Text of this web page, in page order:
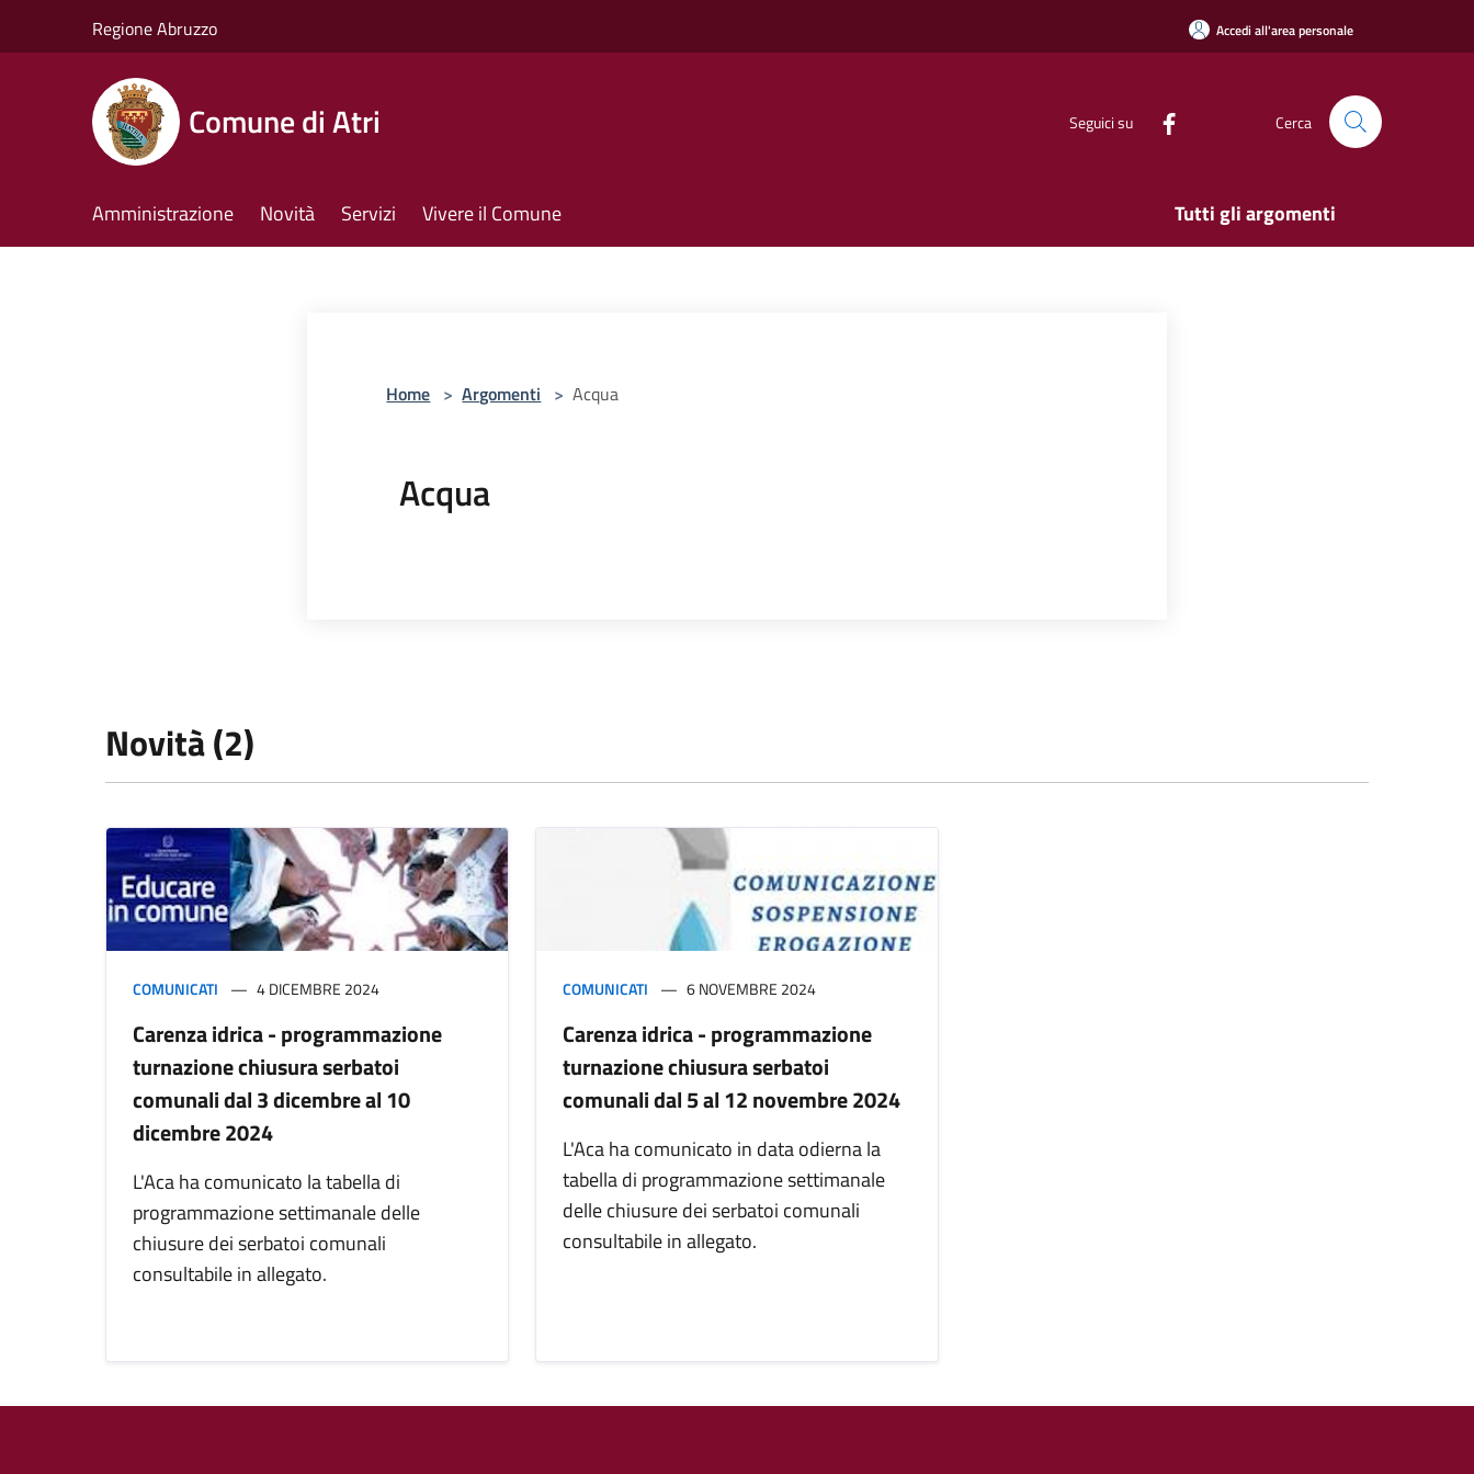
Regione Abruzzo Accedi all'area personale
Comune di Atri Seguici su Cerca
Amministrazione Novità Servizi Vivere il Comune Tutti gli argomenti
Home > Argomenti > Acqua
Acqua
Novità (2)
COMUNICATI 4 DICEMBRE 2024
Carenza idrica - programmazione
turnazione chiusura serbatoi
comunali dal 3 dicembre al 10
dicembre 2024
L'Aca ha comunicato la tabella di
programmazione settimanale delle
chiusure dei serbatoi comunali
consultabile in allegato.
COMUNICATI 6 NOVEMBRE 2024
Carenza idrica - programmazione
turnazione chiusura serbatoi
comunali dal 5 al 12 novembre 2024
L'Aca ha comunicato in data odierna la
tabella di programmazione settimanale
delle chiusure dei serbatoi comunali
consultabile in allegato.